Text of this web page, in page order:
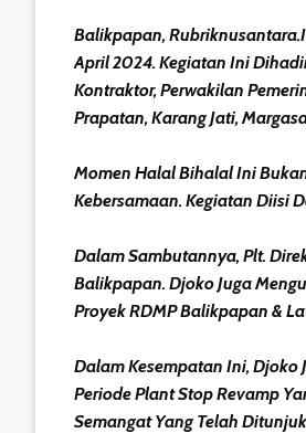
Balikpapan,
April 2024. Kegiatan Ini
Kontraktor, Perwakilan
Prapatan, Karang Jati,
Momen Halal Bihalal Ini
Kebersamaan. Kegiatan Diisi
Dalam Sambutannya, Plt.
Balikpapan. Djoko Juga
Proyek RDMP Balikpapan &
Dalam Kesempatan Ini, Djoko
Periode Plant Stop Revamp
Semangat Yang Telah